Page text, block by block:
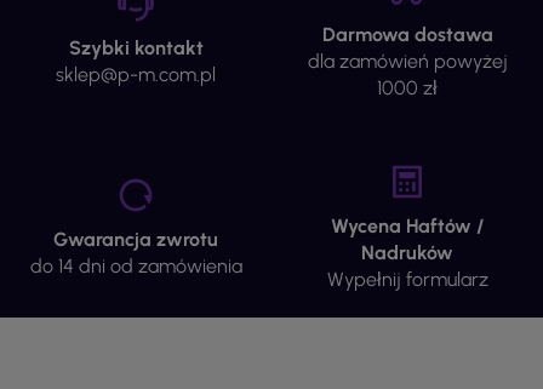
Szybki kontakt
sklep@p-m.com.pl
Darmowa dostawa
dla zamówień powyżej
1000 zł
Gwarancja zwrotu
do 14 dni od zamówienia
Wycena Haftów /
Nadruków
Wypełnij formularz